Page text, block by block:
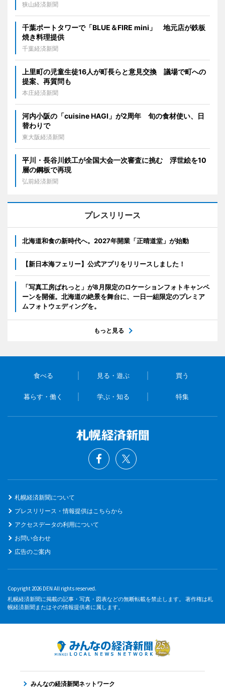
狭山経済新聞
千葉ポートタワーで「BLUE＆FIRE mini」 地元店が鉄板
焼き料理提供
千葉経済新聞
上里町の児童生徒16人が町長らと意見交換 議場で町への
提案、再質問も
本庄経済新聞
河内小阪の「cuisine HAGI」が2周年 旬の食材使い、日
替わりで
東大阪経済新聞
平川・長谷川鉄工が全国大会一次審査に挑む 浮世絵を10
層の鋼板で再現
弘前経済新聞
プレスリリース
北海道和食の新時代へ。2027年開業「正晴道堂」が始動
【新日本海フェリー】公式アプリをリリースしました！
「写真工房ぱれっと」が8月限定のロケーションフォトキャンペ
ーンを開催。北海道の絶景を舞台に、一日一組限定のプレミア
ムフォトウェディングを。
もっと見る
食べる 見る・遊ぶ 買う
暮らす・働く 学ぶ・知る 特集
札幌経済新聞について
プレスリリース・情報提供はこちらから
アクセスデータの利用について
お問い合わせ
広告のご案内
Copyright 2026 DEN All rights reserved.
札幌経済新聞に掲載の記事・写真・図表などの無断転載を禁止します。 著作権は札
幌経済新聞またはその情報提供者に属します。
みんなの経済新聞ネットワーク